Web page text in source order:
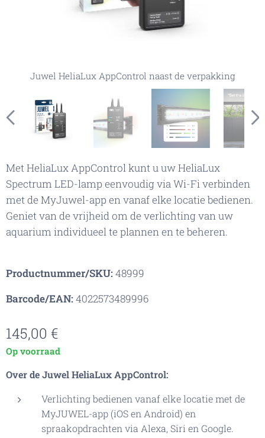
Juwel HeliaLux AppControl naast de verpakking
Juwel HeliaLux AppControl
Juwel HeliaLux AppControl, instelbare kleurvariaties
Juwel HeliaLux AppControl
Juwel HeliaLux AppControl belichting
Juwel HeliaLux AppControl, app-mogelijkheden
Juwel HeliaLux AppControl, belichtingsinstellingen
opslaan voor een specifiek biotoop
Met HeliaLux AppControl kunt u uw HeliaLux
Spectrum LED-lamp eenvoudig via Wi-Fi verbinden
met de MyJuwel-app en vanaf elke locatie bedienen.
Geniet van de vrijheid om de verlichting van uw
aquarium individueel te plannen en te beheren.
Productnummer/SKU:48999
Barcode/EAN:4022573489996
145,00 €
Op voorraad
Over de Juwel HeliaLux AppControl:
Verlichting bedienen vanaf elke locatie met de
MyJUWEL-app (iOS en Android) en
spraakopdrachten via Alexa, Siri en Google.